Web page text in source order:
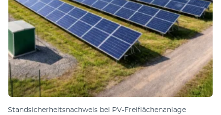
Standsicherheitsnachweis bei PV-Freiflächenanlage